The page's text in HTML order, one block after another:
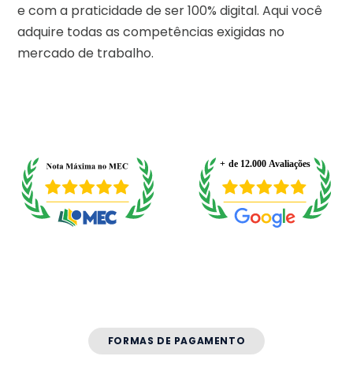
e com a praticidade de ser 100% digital. Aqui você
adquire todas as competências exigidas no
mercado de trabalho.
FORMAS DE PAGAMENTO